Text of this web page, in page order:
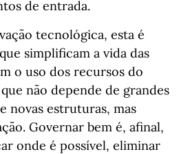
de entrada.
tecnológica, esta é
simplificam a vida das
o uso dos recursos do
não depende de grandes
novas estruturas, mas
Governar bem é, afinal,
onde é possível, eliminar